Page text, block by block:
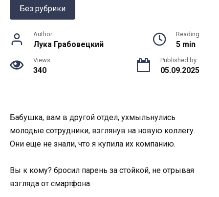
Без рубрики
Author
Лука Грабовецкий
Reading
5 min
Views
340
Published by
05.09.2025
Бабушка, вам в другой отдел, ухмыльнулись
молодые сотрудники, взглянув на новую коллегу.
Они еще не знали, что я купила их компанию.
Вы к кому? бросил парень за стойкой, не отрывая
взгляда от смартфона.